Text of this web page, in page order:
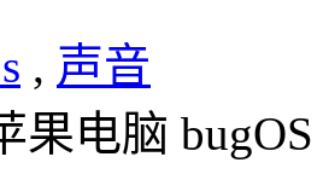
, 声音
果电脑